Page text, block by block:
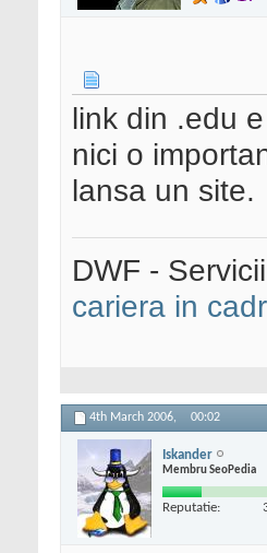
link din .edu
nici o
lansa un site.
DWF -
cariera in
4th March 2006, 00:02
Iskander
Membru SeoPedia
Reputatie: